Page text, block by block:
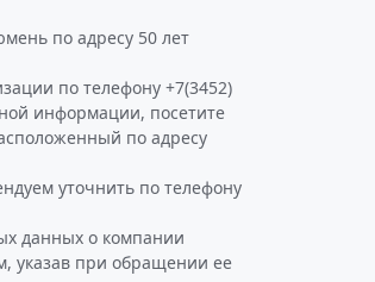
по адресу 50 лет
по телефону +7(3452)
информации, посетите
по адресу
уточнить по телефону
данных о компании
указав при обращении ее